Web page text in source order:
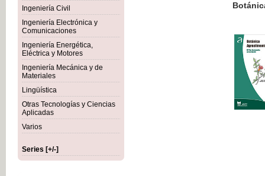
Ingeniería Civil
Ingeniería Electrónica y
Comunicaciones
Ingeniería Energética,
Eléctrica y Motores
Ingeniería Mecánica y de
Materiales
Lingüística
Otras Tecnologías y Ciencias
Aplicadas
Varios
Series [+/-]
Botánica Agroalimentaria
VAT